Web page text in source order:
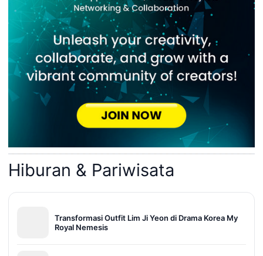
Hiburan & Pariwisata
Transformasi Outfit Lim Ji Yeon di Drama Korea My
Royal Nemesis